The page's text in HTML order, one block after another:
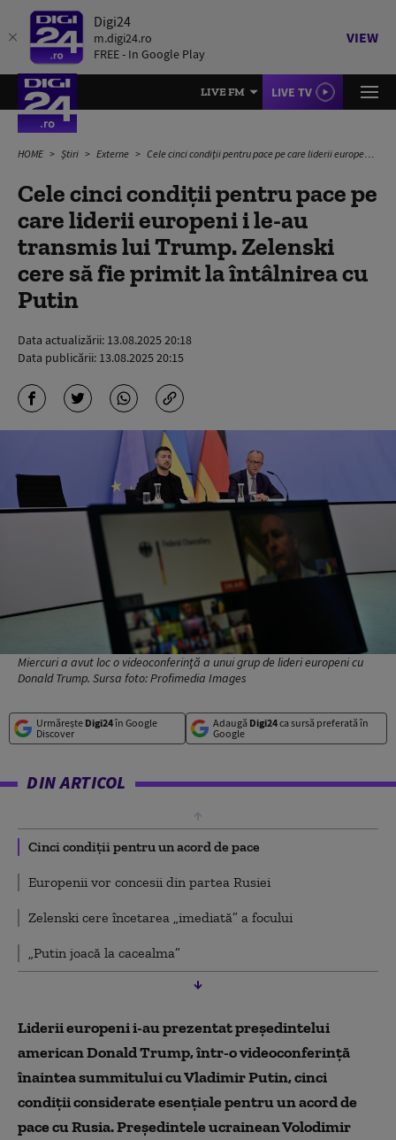
Digi24
m.digi24.ro
FREE - In Google Play
VIEW
LIVE FM LIVE TV
HOME Știri Externe Cele cinci condiții pentru pace pe care liderii europeni i le-au transmis lui Trump. Zelenski cere să fie primit la întâlnirea cu Putin
Cele cinci condiții pentru pace pe
care liderii europeni i le-au
transmis lui Trump. Zelenski
cere să fie primit la întâlnirea cu
Putin
Data actualizării: 13.08.2025 20:18
Data publicării: 13.08.2025 20:15
Miercuri a avut loc o videoconferinţă a unui grup de lideri europeni cu
Donald Trump. Sursa foto: Profimedia Images
Urmărește Digi24în Google
Discover
Adaugă Digi24ca sursă preferată în
Google
DIN ARTICOL
Cinci condiții pentru un acord de pace
Europenii vor concesii din partea Rusiei
Zelenski cere încetarea „imediată” a focului
„Putin joacă la cacealma”
Liderii europeni i-au prezentat președintelui
american Donald Trump, într-o videoconferință
înaintea summitului cu Vladimir Putin, cinci
condiții considerate esențiale pentru un acord de
pace cu Rusia. Președintele ucrainean Volodimir